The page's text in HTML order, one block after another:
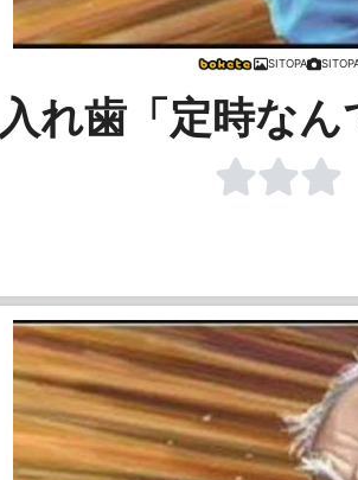
SITOPA
入れ歯「定時なん